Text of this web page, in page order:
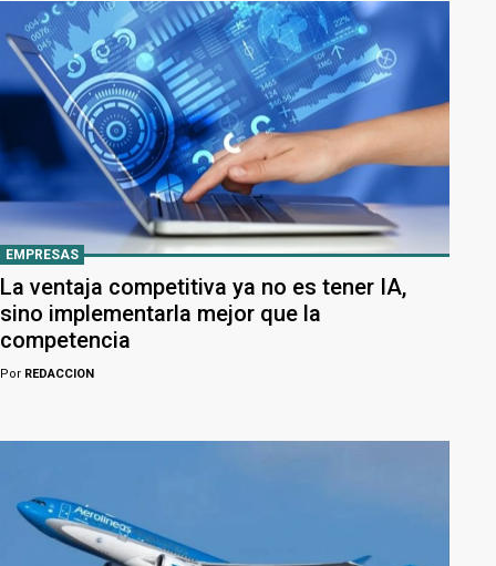
EMPRESAS
La ventaja competitiva ya no es tener IA,
sino implementarla mejor que la
competencia
Por REDACCION